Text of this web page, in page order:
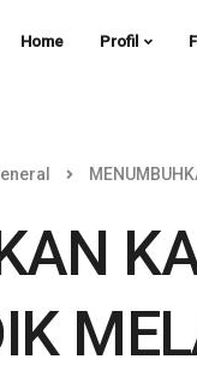
Home Profil